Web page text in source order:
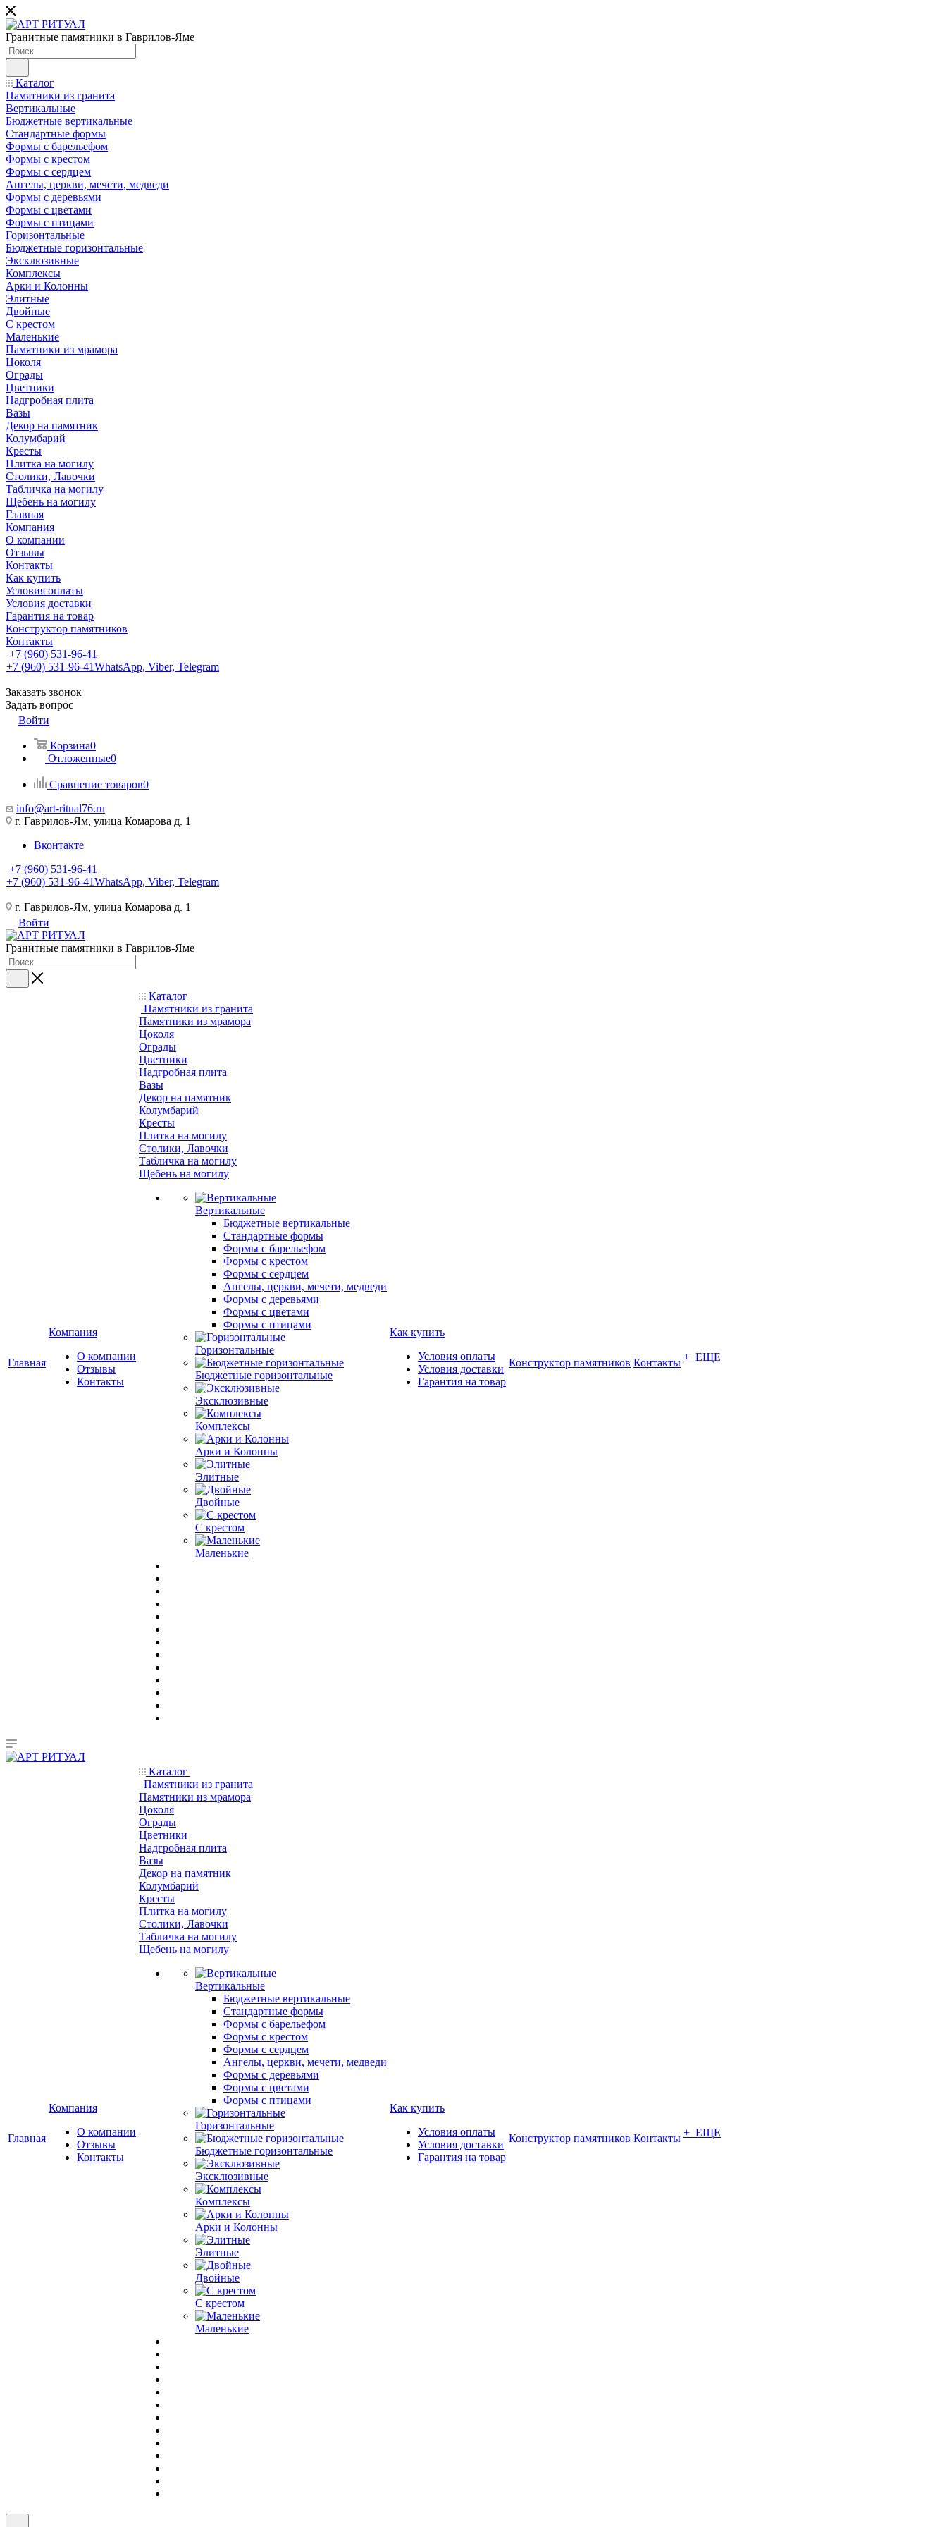
Гранитные памятники в Гаврилов-Яме
Каталог
Памятники из гранита
Вертикальные
Бюджетные вертикальные
Стандартные формы
Формы с барельефом
Формы с крестом
Формы с сердцем
Ангелы, церкви, мечети, медведи
Формы с деревьями
Формы с цветами
Формы с птицами
Горизонтальные
Бюджетные горизонтальные
Эксклюзивные
Комплексы
Арки и Колонны
Элитные
Двойные
С крестом
Маленькие
Памятники из мрамора
Цоколя
Ограды
Цветники
Надгробная плита
Вазы
Декор на памятник
Колумбарий
Кресты
Плитка на могилу
Столики, Лавочки
Табличка на могилу
Щебень на могилу
Главная
Компания
О компании
Отзывы
Контакты
Как купить
Условия оплаты
Условия доставки
Гарантия на товар
Конструктор памятников
Контакты
+7 (960) 531-96-41
+7 (960) 531-96-41WhatsApp, Viber, Telegram
Заказать звонок
Задать вопрос
Войти
Корзина0
Отложенные0
Сравнение товаров0
info@art-ritual76.ru
г. Гаврилов-Ям, улица Комарова д. 1
Вконтакте
+7 (960) 531-96-41
+7 (960) 531-96-41WhatsApp, Viber, Telegram
г. Гаврилов-Ям, улица Комарова д. 1
Войти
Гранитные памятники в Гаврилов-Яме
Главная
Компания
О компании
Отзывы
Контакты
Каталог
Памятники из гранита
Памятники из мрамора
Цоколя
Ограды
Цветники
Надгробная плита
Вазы
Декор на памятник
Колумбарий
Кресты
Плитка на могилу
Столики, Лавочки
Табличка на могилу
Щебень на могилу
Вертикальные
Бюджетные вертикальные
Стандартные формы
Формы с барельефом
Формы с крестом
Формы с сердцем
Ангелы, церкви, мечети, медведи
Формы с деревьями
Формы с цветами
Формы с птицами
Горизонтальные
Бюджетные горизонтальные
Эксклюзивные
Комплексы
Арки и Колонны
Элитные
Двойные
С крестом
Маленькие
Как купить
Условия оплаты
Условия доставки
Гарантия на товар
Конструктор памятников Контакты + ЕЩЕ
Главная
Компания
О компании
Отзывы
Контакты
Каталог
Памятники из гранита
Памятники из мрамора
Цоколя
Ограды
Цветники
Надгробная плита
Вазы
Декор на памятник
Колумбарий
Кресты
Плитка на могилу
Столики, Лавочки
Табличка на могилу
Щебень на могилу
Вертикальные
Бюджетные вертикальные
Стандартные формы
Формы с барельефом
Формы с крестом
Формы с сердцем
Ангелы, церкви, мечети, медведи
Формы с деревьями
Формы с цветами
Формы с птицами
Горизонтальные
Бюджетные горизонтальные
Эксклюзивные
Комплексы
Арки и Колонны
Элитные
Двойные
С крестом
Маленькие
Как купить
Условия оплаты
Условия доставки
Гарантия на товар
Конструктор памятников Контакты + ЕЩЕ